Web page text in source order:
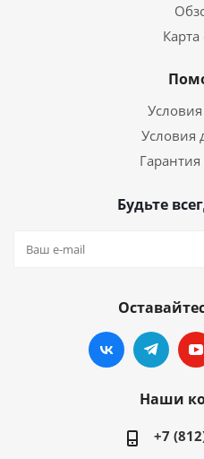
Карта
Условия
Будьте
Наши
+7